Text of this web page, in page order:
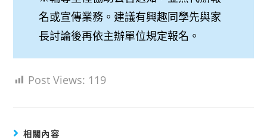
名或宣傳業務。建議有興趣同學先與家
長討論後再依主辦單位規定報名。
Post Views: 119
相關內容